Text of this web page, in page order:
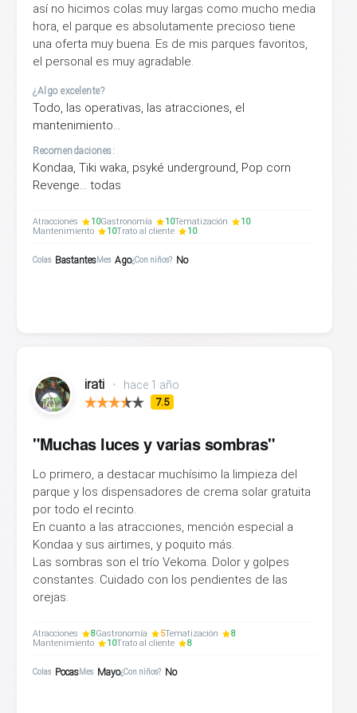
así no hicimos colas muy largas como mucho media
hora, el parque es absolutamente precioso tiene
una oferta muy buena. Es de mis parques favoritos,
el personal es muy agradable.
¿Algo excelente?
Todo, las operativas, las atracciones, el
mantenimiento...
Recomendaciones:
Kondaa, Tiki waka, psyké underground, Pop corn
Revenge... todas
Atracciones 10Gastronomía 10Tematización
10
Mantenimiento
10Trato al cliente 10
Colas BastantesMes Ago¿Con niños? No
irati • hace 1 año
7.5
"Muchas luces y varias sombras"
Lo primero, a destacar muchísimo la limpieza del
parque y los dispensadores de crema solar gratuita
por todo el recinto.
En cuanto a las atracciones, mención especial a
Kondaa y sus airtimes, y poquito más.
Las sombras son el trío Vekoma. Dolor y golpes
constantes. Cuidado con los pendientes de las
orejas.
Atracciones 8Gastronomía 5Tematización
8
Mantenimiento
10Trato al cliente 8
Colas PocasMes Mayo¿Con niños? No